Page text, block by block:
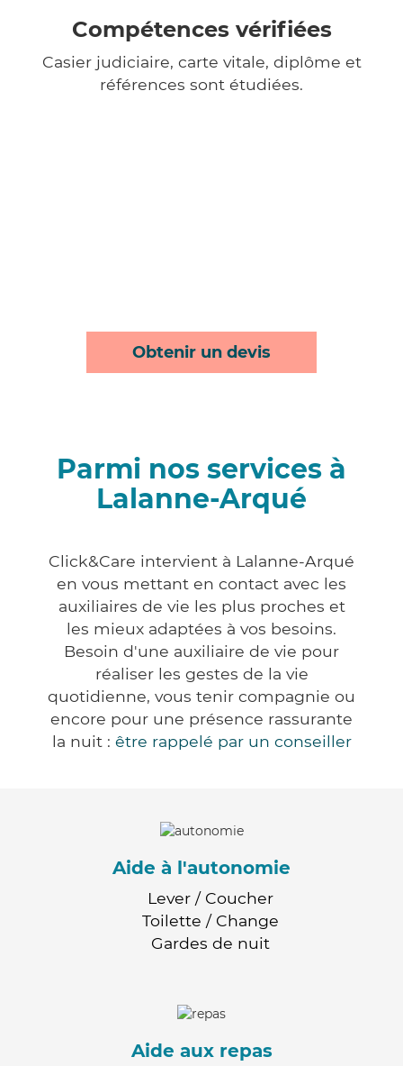
Compétences vérifiées
Casier judiciaire, carte vitale, diplôme et
références sont étudiées.
Obtenir un devis
Parmi nos services à
Lalanne-Arqué
Click&Care intervient à Lalanne-Arqué
en vous mettant en contact avec les
auxiliaires de vie les plus proches et
les mieux adaptées à vos besoins.
Besoin d'une auxiliaire de vie pour
réaliser les gestes de la vie
quotidienne, vous tenir compagnie ou
encore pour une présence rassurante
la nuit : être rappelé par un conseiller
Aide à l'autonomie
Lever / Coucher
Toilette / Change
Gardes de nuit
Aide aux repas